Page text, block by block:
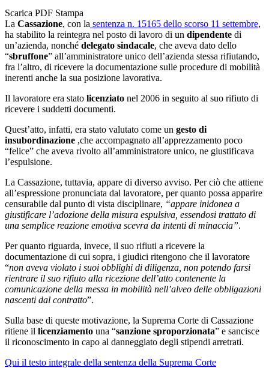
Scarica PDF Stampa
La Cassazione, con la sentenza n. 15165 dello scorso 11 settembre,
ha stabilito la reintegra nel posto di lavoro di un dipendente di
un’azienda, nonché delegato sindacale, che aveva dato dello
“sbruffone” all’amministratore unico dell’azienda stessa rifiutando,
fra l’altro, di ricevere la documentazione sulle procedure di mobilità
inerenti anche la sua posizione lavorativa.
Il lavoratore era stato licenziato nel 2006 in seguito al suo rifiuto di
ricevere i suddetti documenti.
Quest’atto, infatti, era stato valutato come un gesto di
insubordinazione ,che accompagnato all’apprezzamento poco
“felice” che aveva rivolto all’amministratore unico, ne giustificava
l’espulsione.
La Cassazione, tuttavia, appare di diverso avviso. Per ciò che attiene
all’espressione pronunciata dal lavoratore, per quanto possa apparire
censurabile dal punto di vista disciplinare, “appare inidonea a
giustificare l’adozione della misura espulsiva, essendosi trattato di
una semplice reazione emotiva scevra da intenti di minaccia”.
Per quanto riguarda, invece, il suo rifiuti a ricevere la
documentazione di cui sopra, i giudici ritengono che il lavoratore
“non aveva violato i suoi obblighi di diligenza, non potendo farsi
rientrare il suo rifiuto alla ricezione dell’atto contenente la
comunicazione della messa in mobilità nell’alveo delle obbligazioni
nascenti dal contratto”.
Sulla base di queste motivazione, la Suprema Corte di Cassazione
ritiene il licenziamento una “sanzione sproporzionata” e sancisce
il riconoscimento in capo al danneggiato degli stipendi arretrati.
Qui il testo integrale della sentenza della Suprema Corte